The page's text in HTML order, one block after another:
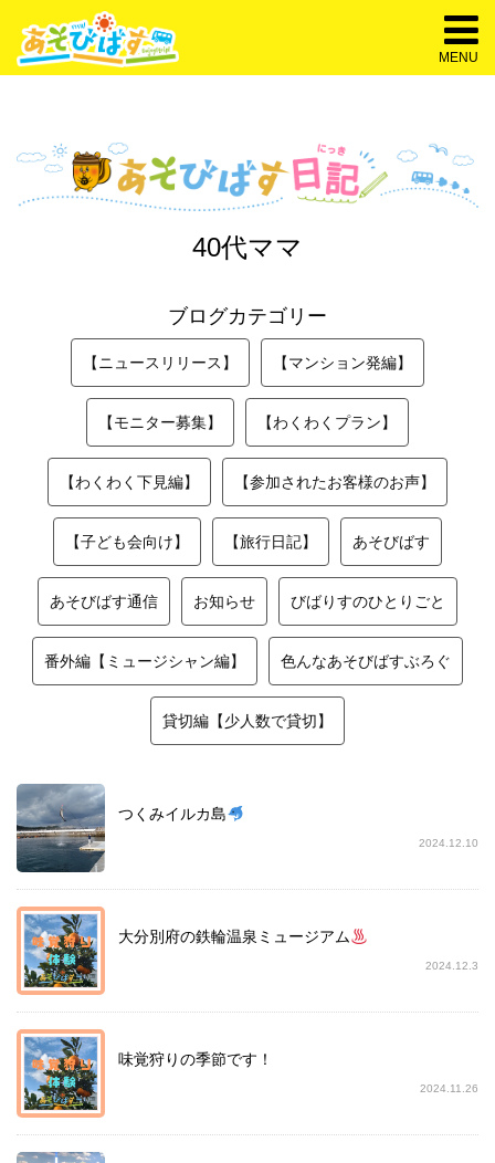
MENU
40代ママ
ブログカテゴリー
【ニュースリリース】 【マンション発編】
【モニター募集】 【わくわくプラン】
【わくわく下見編】 【参加されたお客様のお声】
【子ども会向け】 【旅行日記】 あそびばす
あそびばす通信 お知らせ びばりすのひとりごと
番外編【ミュージシャン編】 色んなあそびばすぶろぐ
貸切編【少人数で貸切】
つくみイルカ島
2024.12.10
大分別府の鉄輪温泉ミュージアム
2024.12.3
味覚狩りの季節です！
2024.11.26